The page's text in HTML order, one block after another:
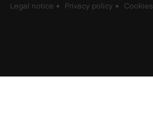
Legal notice
Privacy policy